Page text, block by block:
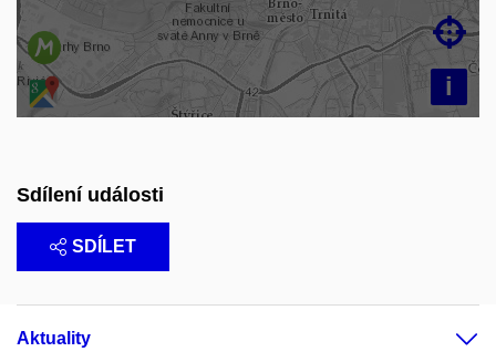
i

Sdílení události
SDÍLET
Aktuality